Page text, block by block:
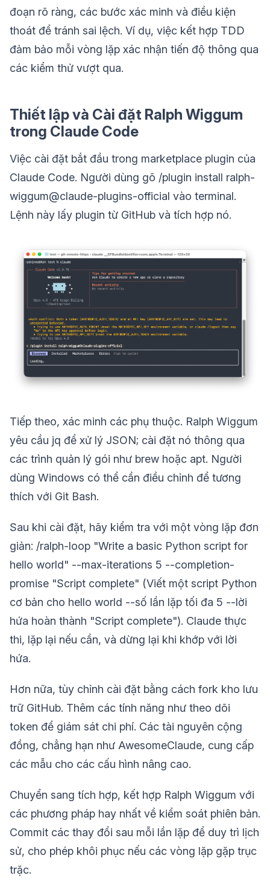
đoạn rõ ràng, các bước xác minh và điều kiện
thoát để tránh sai lệch. Ví dụ, việc kết hợp TDD
đảm bảo mỗi vòng lặp xác nhận tiến độ thông qua
các kiểm thử vượt qua.
Thiết lập và Cài đặt Ralph Wiggum
trong Claude Code
Việc cài đặt bắt đầu trong marketplace plugin của
Claude Code. Người dùng gõ /plugin install ralph-
wiggum@claude-plugins-official vào terminal.
Lệnh này lấy plugin từ GitHub và tích hợp nó.
Tiếp theo, xác minh các phụ thuộc. Ralph Wiggum
yêu cầu jq để xử lý JSON; cài đặt nó thông qua
các trình quản lý gói như brew hoặc apt. Người
dùng Windows có thể cần điều chỉnh để tương
thích với Git Bash.
Sau khi cài đặt, hãy kiểm tra với một vòng lặp đơn
giản: /ralph-loop "Write a basic Python script for
hello world" --max-iterations 5 --completion-
promise "Script complete" (Viết một script Python
cơ bản cho hello world --số lần lặp tối đa 5 --lời
hứa hoàn thành "Script complete"). Claude thực
thi, lặp lại nếu cần, và dừng lại khi khớp với lời
hứa.
Hơn nữa, tùy chỉnh cài đặt bằng cách fork kho lưu
trữ GitHub. Thêm các tính năng như theo dõi
token để giám sát chi phí. Các tài nguyên cộng
đồng, chẳng hạn như AwesomeClaude, cung cấp
các mẫu cho các cấu hình nâng cao.
Chuyển sang tích hợp, kết hợp Ralph Wiggum với
các phương pháp hay nhất về kiểm soát phiên bản.
Commit các thay đổi sau mỗi lần lặp để duy trì lịch
sử, cho phép khôi phục nếu các vòng lặp gặp trục
trặc.